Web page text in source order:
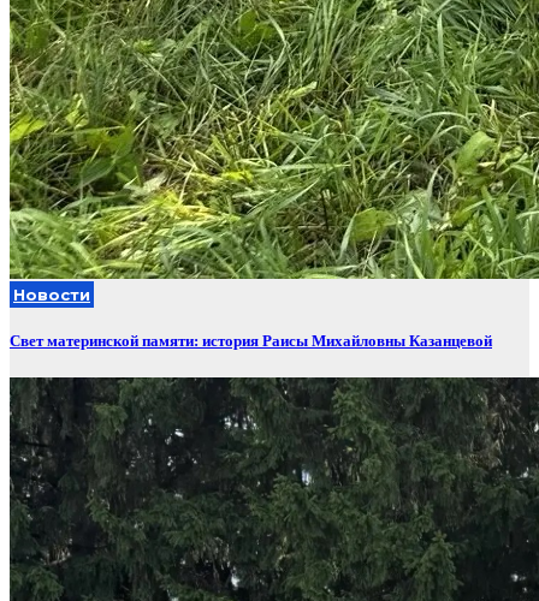
Новости
Свет материнской памяти: история Раисы Михайловны Казанцевой